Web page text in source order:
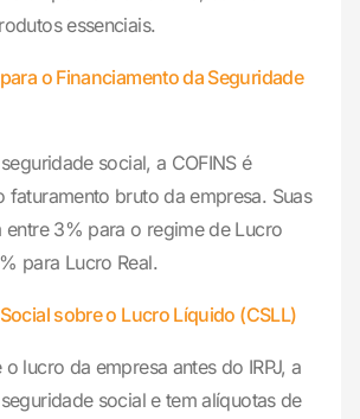
essenciais.
o Financiamento da Seguridade
social, a COFINS é
faturamento bruto da empresa. Suas
entre 3% para o regime de Lucro
para Lucro Real.
sobre o Lucro Líquido (CSLL)
lucro da empresa antes do IRPJ, a
social e tem alíquotas de